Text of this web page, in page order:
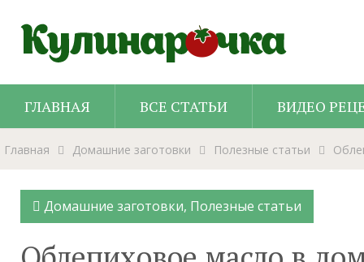
ГЛАВНАЯ ВСЕ СТАТЬИ ВИДЕО
Главная Домашние заготовки Полезные статьи
Домашние заготовки, Полезные статьи